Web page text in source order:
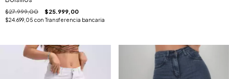
$27.999,00 $25.999,00
$24.699,05 con Transferencia bancaria